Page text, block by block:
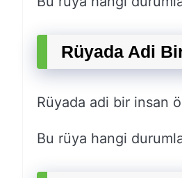
Rüyada Adi
Rüyada adi bir insan
Bu rüya hangi